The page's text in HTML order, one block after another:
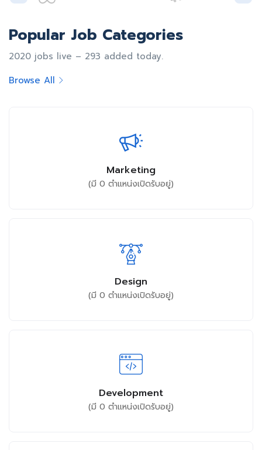
Popular Job Categories
2020 jobs live – 293 added today.
Browse All
Marketing
(มี 0 ตำแหน่งเปิดรับอยู่)
Design
(มี 0 ตำแหน่งเปิดรับอยู่)
Development
(มี 0 ตำแหน่งเปิดรับอยู่)